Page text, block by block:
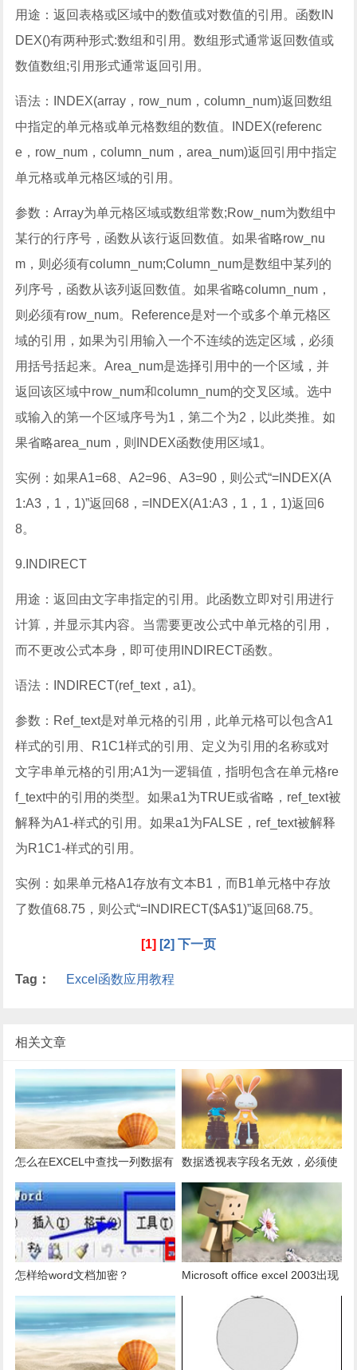
用途：返回表格或区域中的数值或对数值的引用。函数IN
DEX()有两种形式:数组和引用。数组形式通常返回数值或
数值数组;引用形式通常返回引用。
语法：INDEX(array，row_num，column_num)返回数组
中指定的单元格或单元格数组的数值。INDEX(referenc
e，row_num，column_num，area_num)返回引用中指定
单元格或单元格区域的引用。
参数：Array为单元格区域或数组常数;Row_num为数组中
某行的行序号，函数从该行返回数值。如果省略row_nu
m，则必须有column_num;Column_num是数组中某列的
列序号，函数从该列返回数值。如果省略column_num，
则必须有row_num。Reference是对一个或多个单元格区
域的引用，如果为引用输入一个不连续的选定区域，必须
用括号括起来。Area_num是选择引用中的一个区域，并
返回该区域中row_num和column_num的交叉区域。选中
或输入的第一个区域序号为1，第二个为2，以此类推。如
果省略area_num，则INDEX函数使用区域1。
实例：如果A1=68、A2=96、A3=90，则公式“=INDEX(A
1:A3，1，1)”返回68，=INDEX(A1:A3，1，1，1)返回6
8。
9.INDIRECT
用途：返回由文字串指定的引用。此函数立即对引用进行
计算，并显示其内容。当需要更改公式中单元格的引用，
而不更改公式本身，即可使用INDIRECT函数。
语法：INDIRECT(ref_text，a1)。
参数：Ref_text是对单元格的引用，此单元格可以包含A1
样式的引用、R1C1样式的引用、定义为引用的名称或对
文字串单元格的引用;A1为一逻辑值，指明包含在单元格re
f_text中的引用的类型。如果a1为TRUE或省略，ref_text被
解释为A1-样式的引用。如果a1为FALSE，ref_text被解释
为R1C1-样式的引用。
实例：如果单元格A1存放有文本B1，而B1单元格中存放
了数值68.75，则公式“=INDIRECT($A$1)”返回68.75。
[1] [2] 下一页
Tag： Excel函数应用教程
相关文章
怎么在EXCEL中查找一列数据有
多少是重复的？
数据透视表字段名无效，必须使
用组合为带有标志列列表的数
据。
怎样给word文档加密？
Microsoft office excel 2003出现
发送错误报告怎么办？